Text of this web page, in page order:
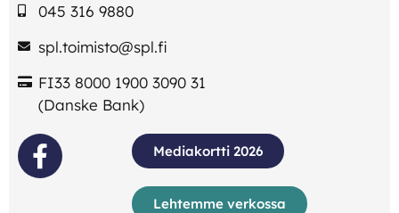
045 316 9880
spl.toimisto@spl.fi
FI33 8000 1900 3090 31
(Danske Bank)
Mediakortti 2026
Lehtemme verkossa